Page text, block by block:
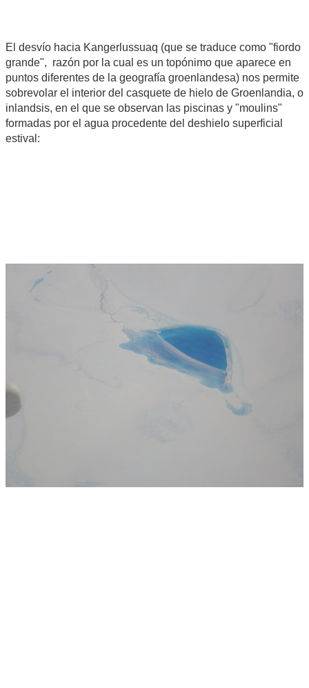
El desvío hacia Kangerlussuaq (que se traduce como "fiordo
grande", razón por la cual es un topónimo que aparece en
puntos diferentes de la geografía groenlandesa) nos permite
sobrevolar el interior del casquete de hielo de Groenlandia, o
inlandsis, en el que se observan las piscinas y "moulins"
formadas por el agua procedente del deshielo superficial
estival: